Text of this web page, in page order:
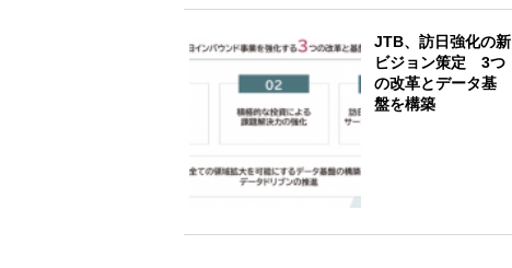
JTB、訪日強化の新
ビジョン策定 3つ
の改革とデータ基
盤を構築